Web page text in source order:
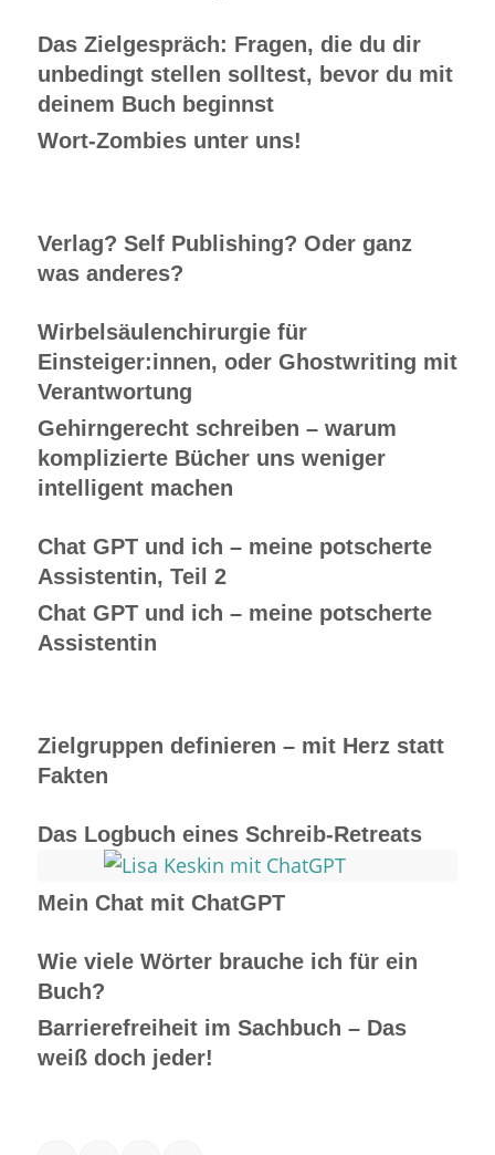
Das Zielgespräch: Fragen, die du dir
unbedingt stellen solltest, bevor du mit
deinem Buch beginnst
Wort-Zombies unter uns!
Verlag? Self Publishing? Oder ganz
was anderes?
Wirbelsäulenchirurgie für
Einsteiger:innen, oder Ghostwriting mit
Verantwortung
Gehirngerecht schreiben – warum
komplizierte Bücher uns weniger
intelligent machen
Chat GPT und ich – meine potscherte
Assistentin, Teil 2
Chat GPT und ich – meine potscherte
Assistentin
Zielgruppen definieren – mit Herz statt
Fakten
Das Logbuch eines Schreib-Retreats
Mein Chat mit ChatGPT
Wie viele Wörter brauche ich für ein
Buch?
Barrierefreiheit im Sachbuch – Das
weiß doch jeder!